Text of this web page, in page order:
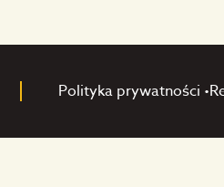
Polityka prywatności •